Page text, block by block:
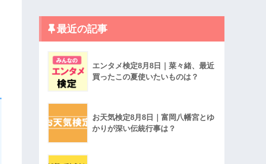
最近の記事
エンタメ検定8月8日｜菜々緒、最近
買ったこの夏使いたいものは？
お天気検定8月8日｜富岡八幡宮とゆ
かりが深い伝統行事は？